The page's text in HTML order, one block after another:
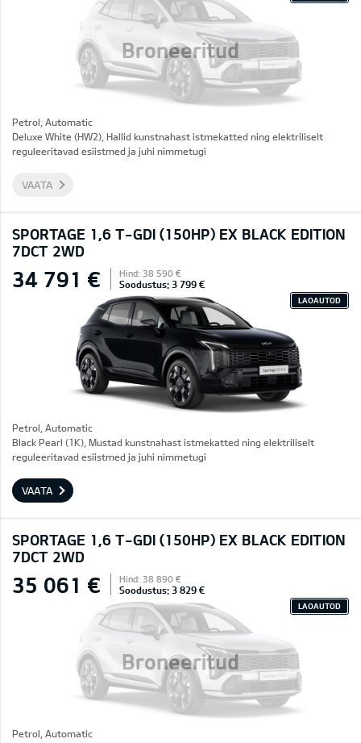
Broneeritud
Petrol, Automatic
Deluxe White (HW2), Hallid kunstnahast istmekatted ning elektriliselt
reguleeritavad esiistmed ja juhi nimmetugi
VAATA
SPORTAGE 1,6 T-GDI (150HP) EX BLACK EDITION
7DCT 2WD
34 791 € Hind: 38 590 €
Soodustus: 3 799 €
LAOAUTOD
Petrol, Automatic
Black Pearl (1K), Mustad kunstnahast istmekatted ning elektriliselt
reguleeritavad esiistmed ja juhi nimmetugi
VAATA
SPORTAGE 1,6 T-GDI (150HP) EX BLACK EDITION
7DCT 2WD
Broneeritud
35 061 € Hind: 38 890 €
Soodustus: 3 829 €
LAOAUTOD
Petrol, Automatic